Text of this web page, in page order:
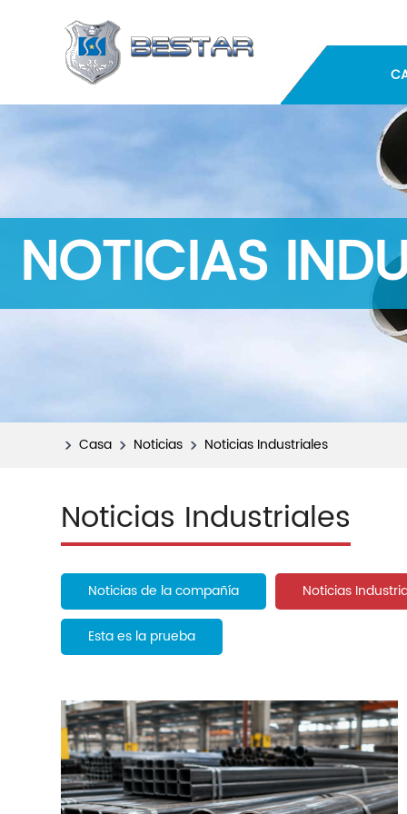
NOTICIAS
Casa Noticias Noticias Industriales
Noticias Industriales
Noticias de la compañía Noticias
Esta es la prueba